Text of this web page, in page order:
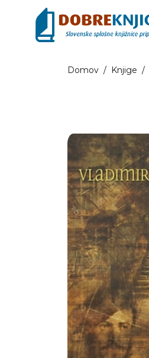
Domov / Knjige /